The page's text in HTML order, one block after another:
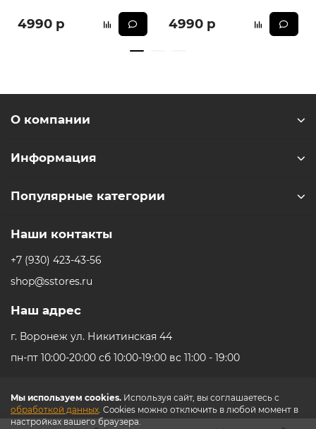
4990 р 4990 р
Мы используем cookies. Используя сайт, вы соглашаетесь с
обработкой данных. Cookies можно отключить в любой момент в
настройках вашего браузера.
О компании
Информация
Популярные категории
Наши контакты
+7 (930) 423-43-56
shop@sstores.ru
Наш адрес
г. Воронеж ул. Никитинская 44
пн-пт 10:00-20:00 сб 10:00-19:00 вс 11:00 - 19:00